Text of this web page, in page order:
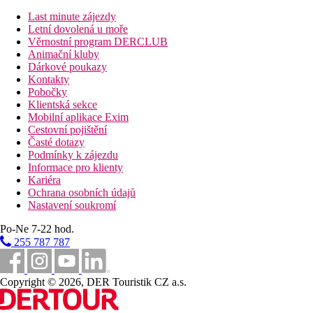
Pláž
Druh pláže
Bazény
Lehátka u bazénu
Slunečníky u bazénu
Fotogalerie
Last minute zájezdy
Letní dovolená u moře
Věrnostní program DERCLUB
Animační kluby
Dárkové poukazy
Kontakty
Pobočky
Klientská sekce
Mobilní aplikace Exim
Cestovní pojištění
Časté dotazy
Podmínky k zájezdu
Informace pro klienty
Kariéra
Ochrana osobních údajů
Nastavení soukromí
Po-Ne 7-22 hod.
255 787 787
Copyright © 2026, DER Touristik CZ a.s.